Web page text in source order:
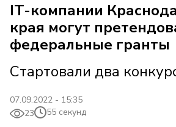
IT-компании
края могут
федеральные гранты
Стартовали два
07.09.2022 - 15:35
23
55 секунд